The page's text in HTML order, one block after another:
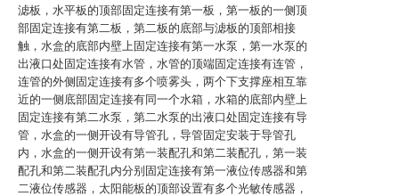
滤板，水平板的顶部固定连接有第一板，第一板的一侧顶
部固定连接有第二板，第二板的底部与滤板的顶部相接
触，水盒的底部内壁上固定连接有第一水泵，第一水泵的
出液口处固定连接有水管，水管的顶端固定连接有连管，
连管的外侧固定连接有多个喷雾头，两个下支撑座相互靠
近的一侧底部固定连接有同一个水箱，水箱的底部内壁上
固定连接有第二水泵，第二水泵的出液口处固定连接有导
管，水盒的一侧开设有导管孔，导管固定安装于导管孔
内，水盒的一侧开设有第一装配孔和第二装配孔，第一装
配孔和第二装配孔内分别固定连接有第一液位传感器和第
二液位传感器，太阳能板的顶部设置有多个光敏传感器，